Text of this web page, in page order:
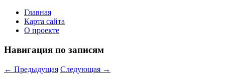
Главная
Карта сайта
О проекте
Навигация по записям
← Предыдущая Следующая →